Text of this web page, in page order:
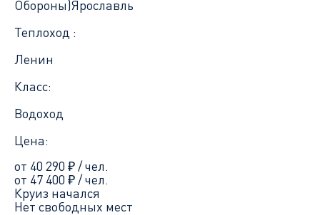
Обороны)Ярославль
Теплоход :
Ленин
Класс:
Водоход
Цена:
от 40 290 ₽/ чел.
от 47 400 ₽/ чел.
Круиз начался
Нет свободных мест